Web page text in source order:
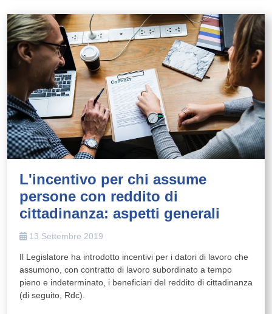
L'incentivo per chi assume
persone con reddito di
cittadinanza: aspetti generali
13 Settembre 2019
Il Legislatore ha introdotto incentivi per i datori di lavoro che
assumono, con contratto di lavoro subordinato a tempo
pieno e indeterminato, i beneficiari del reddito di cittadinanza
(di seguito, Rdc).